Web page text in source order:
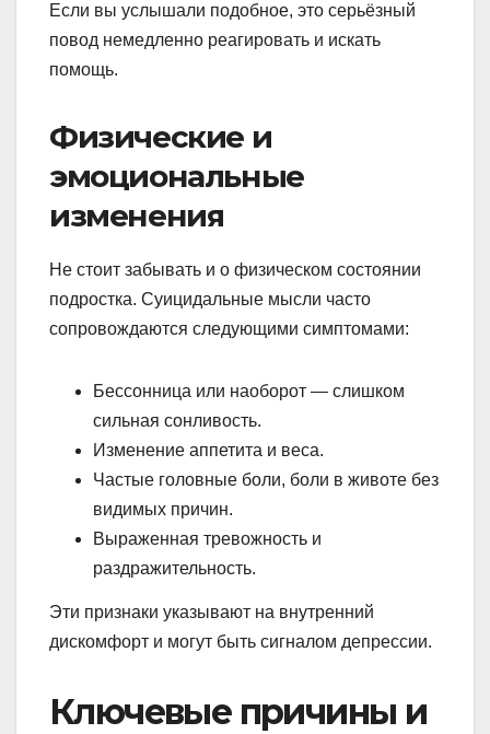
Если вы услышали подобное, это серьёзный
повод немедленно реагировать и искать
помощь.
Физические и
эмоциональные
изменения
Не стоит забывать и о физическом состоянии
подростка. Суицидальные мысли часто
сопровождаются следующими симптомами:
Бессонница или наоборот — слишком
сильная сонливость.
Изменение аппетита и веса.
Частые головные боли, боли в животе без
видимых причин.
Выраженная тревожность и
раздражительность.
Эти признаки указывают на внутренний
дискомфорт и могут быть сигналом депрессии.
Ключевые причины и